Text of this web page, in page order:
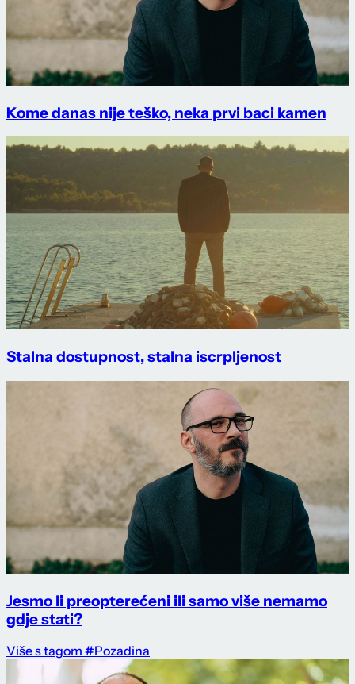
Kome danas nije teško, neka prvi baci kamen
Stalna dostupnost, stalna iscrpljenost
Jesmo li preopterećeni ili samo više nemamo
gdje stati?
Više s tagom #Pozadina